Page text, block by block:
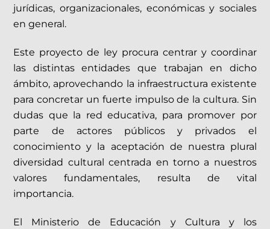
jurídicas, organizacionales, económicas y sociales
en general.
Este proyecto de ley procura centrar y coordinar
las distintas entidades que trabajan en dicho
ámbito, aprovechando la infraestructura existente
para concretar un fuerte impulso de la cultura. Sin
dudas que la red educativa, para promover por
parte de actores públicos y privados el
conocimiento y la aceptación de nuestra plural
diversidad cultural centrada en torno a nuestros
valores fundamentales, resulta de vital
importancia.
El Ministerio de Educación y Cultura y los